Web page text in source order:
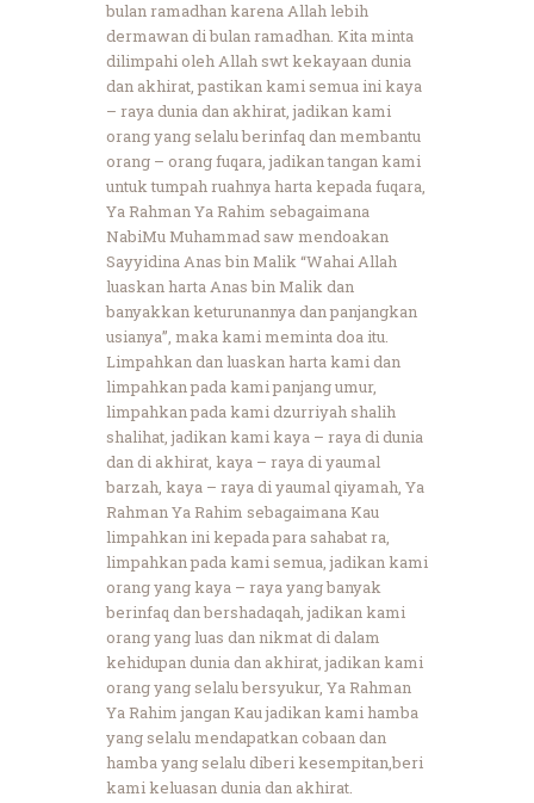
bulan ramadhan karena Allah lebih
dermawan di bulan ramadhan. Kita minta
dilimpahi oleh Allah swt kekayaan dunia
dan akhirat, pastikan kami semua ini kaya
– raya dunia dan akhirat, jadikan kami
orang yang selalu berinfaq dan membantu
orang – orang fuqara, jadikan tangan kami
untuk tumpah ruahnya harta kepada fuqara,
Ya Rahman Ya Rahim sebagaimana
NabiMu Muhammad saw mendoakan
Sayyidina Anas bin Malik “Wahai Allah
luaskan harta Anas bin Malik dan
banyakkan keturunannya dan panjangkan
usianya”, maka kami meminta doa itu.
Limpahkan dan luaskan harta kami dan
limpahkan pada kami panjang umur,
limpahkan pada kami dzurriyah shalih
shalihat, jadikan kami kaya – raya di dunia
dan di akhirat, kaya – raya di yaumal
barzah, kaya – raya di yaumal qiyamah, Ya
Rahman Ya Rahim sebagaimana Kau
limpahkan ini kepada para sahabat ra,
limpahkan pada kami semua, jadikan kami
orang yang kaya – raya yang banyak
berinfaq dan bershadaqah, jadikan kami
orang yang luas dan nikmat di dalam
kehidupan dunia dan akhirat, jadikan kami
orang yang selalu bersyukur, Ya Rahman
Ya Rahim jangan Kau jadikan kami hamba
yang selalu mendapatkan cobaan dan
hamba yang selalu diberi kesempitan,beri
kami keluasan dunia dan akhirat.